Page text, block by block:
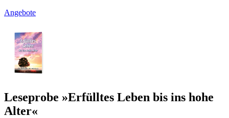
Angebote
Leseprobe »Erfülltes Leben bis ins hohe
Alter«